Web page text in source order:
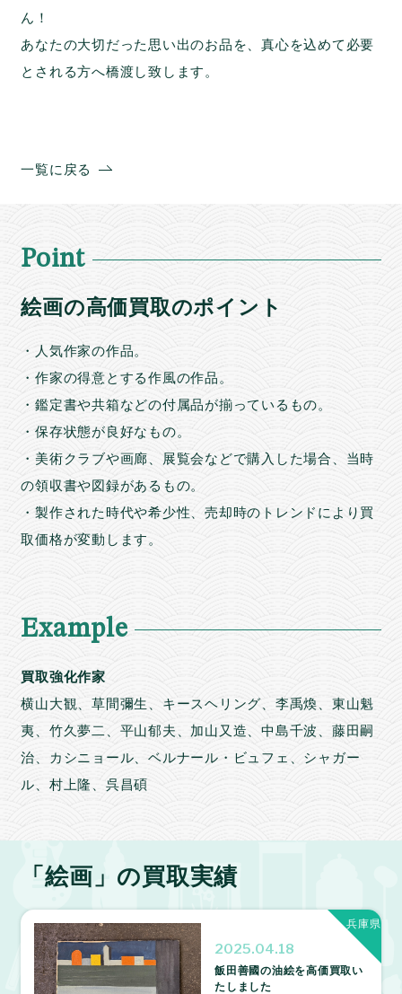
ん！
あなたの大切だった思い出のお品を、真心を込めて必要
とされる方へ橋渡し致します。
一覧に戻る
Point
絵画の高価買取のポイント
・人気作家の作品。
・作家の得意とする作風の作品。
・鑑定書や共箱などの付属品が揃っているもの。
・保存状態が良好なもの。
・美術クラブや画廊、展覧会などで購入した場合、当時
の領収書や図録があるもの。
・製作された時代や希少性、売却時のトレンドにより買
取価格が変動します。
Example
買取強化作家
横山大観、草間彌生、キースヘリング、李禹煥、東山魁
夷、竹久夢二、平山郁夫、加山又造、中島千波、藤田嗣
治、カシニョール、ベルナール・ビュフェ、シャガー
ル、村上隆、呉昌碩
「絵画」の買取実績
2025.04.18
飯田善國の油絵を高価買取い
たしました
兵庫県